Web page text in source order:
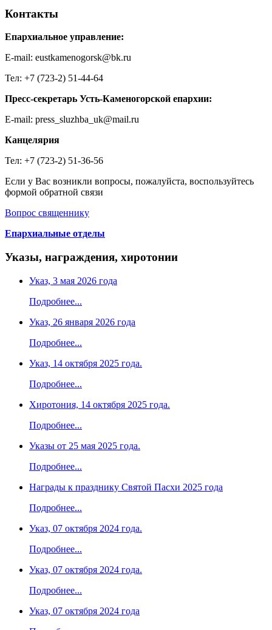
Контакты
Епархиальное управление:
E-mail: eustkamenogorsk@bk.ru
Тел: +7 (723-2) 51-44-64
Пресс-секретарь Усть-Каменогорской епархии:
E-mail: press_sluzhba_uk@mail.ru
Канцелярия
Тел: +7 (723-2) 51-36-56
Если у Вас возникли вопросы, пожалуйста, воспользуйтесь
формой обратной связи
Вопрос священнику
Епархиальные отделы
Указы, награждения, хиротонии
Указ, 3 мая 2026 года
Подробнее...
Указ, 26 января 2026 года
Подробнее...
Указ, 14 октября 2025 года.
Подробнее...
Хиротония, 14 октября 2025 года.
Подробнее...
Указы от 25 мая 2025 года.
Подробнее...
Награды к празднику Святой Пасхи 2025 года
Подробнее...
Указ, 07 октября 2024 года.
Подробнее...
Указ, 07 октября 2024 года.
Подробнее...
Указ, 07 октября 2024 года